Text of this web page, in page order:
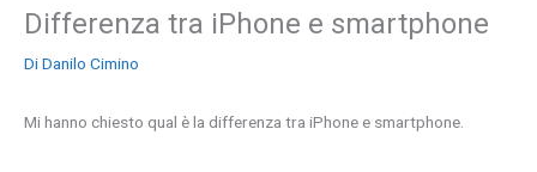
Differenza tra iPhone e smartphone
DiDanilo Cimino
Mi hanno chiesto qual è la differenza tra iPhone e smartphone.